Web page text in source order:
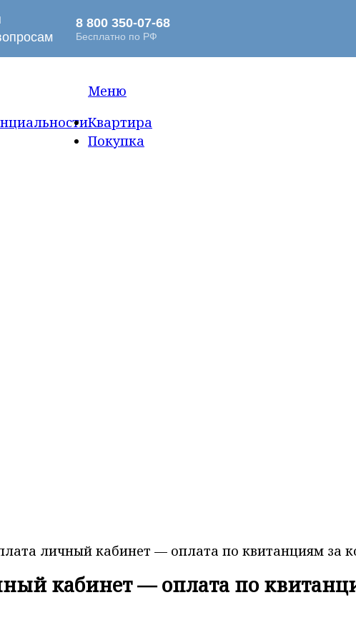
Меню
Квартира
Покупка
личный кабинет — оплата по квитанциям за
кабинет — оплата по